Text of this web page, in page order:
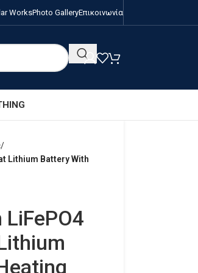
WorksPhoto GalleryΕπικοινωνία
/
Lithium Battery With